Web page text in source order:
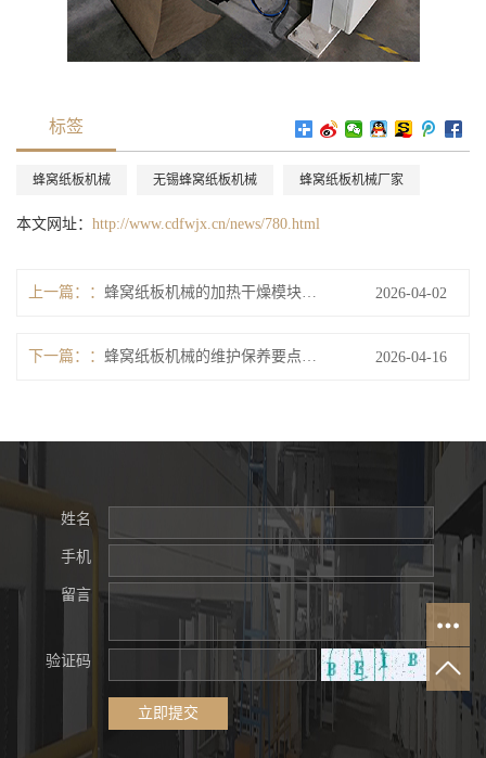
标签
蜂窝纸板机械 无锡蜂窝纸板机械 蜂窝纸板机械厂家
本文网址： http://www.cdfwjx.cn/news/780.html
上一篇： 蜂窝纸板机械的加热干燥模块如何平衡效率与能耗？ 2026-04-02
下一篇： 蜂窝纸板机械的维护保养要点有哪些？ 2026-04-16
姓名
手机
留言
验证码